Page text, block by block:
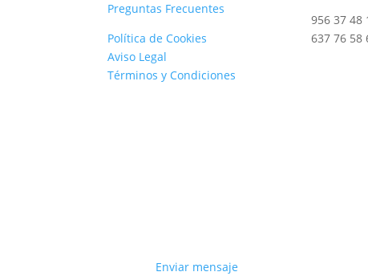
Preguntas Frecuentes
Política de Cookies
Aviso Legal
Términos y Condiciones
956 37 48
637 76 58
Enviar mensaje